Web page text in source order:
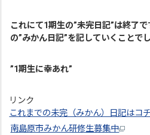
これにて1期生の”未完日記”は終了
の”みかん日記”を記していくことでし
”1期生に幸あれ”
リンク
これまでの未完（みかん）日記はコ
南島原市みかん研修生募集中